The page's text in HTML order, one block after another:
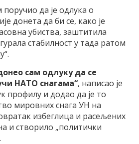
поручио да је одлука о
донета да би се, како је
убиства, заштитила
стабилност у тада ратом
сам одлуку да се
НАТО снагама“, написао је
профилу и додао да је то
мировних снага УН на
избеглица и расељених
и створило „политички